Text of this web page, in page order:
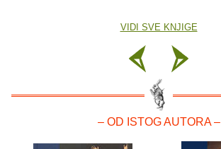
VIDI SVE KNJIGE
– OD ISTOG AUTORA –